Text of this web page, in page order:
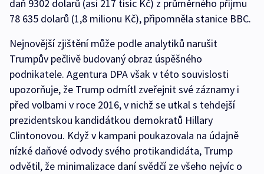
daň 9302 dolarů (asi 217 tisíc Kč) z průměrného příjmu
78 635 dolarů (1,8 milionu Kč), připomněla stanice BBC.
Nejnovější zjištění může podle analytiků narušit
Trumpův pečlivě budovaný obraz úspěšného
podnikatele. Agentura DPA však v této souvislosti
upozorňuje, že Trump odmítl zveřejnit své záznamy i
před volbami v roce 2016, v nichž se utkal s tehdejší
prezidentskou kandidátkou demokratů Hillary
Clintonovou. Když v kampani poukazovala na údajně
nízké daňové odvody svého protikandidáta, Trump
odvětil, že minimalizace daní svědčí ze všeho nejvíc o